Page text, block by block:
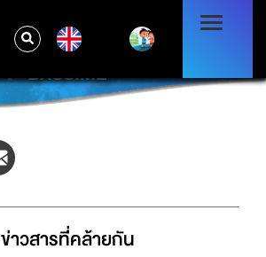
BXSS.ME
ข่าวสารที่่คล้ายกัน